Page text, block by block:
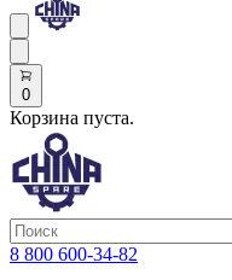
0
Корзина пуста.
8 800 600-34-82